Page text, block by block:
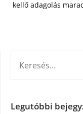
kellő adagolás
Legutóbbi